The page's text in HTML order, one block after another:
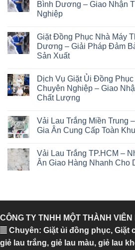
Bình Dương – Giao Nhận
Nghiệp
Giặt Đồng Phục Nhà Máy
Dương – Giải Pháp Đảm
Sản Xuất
Dịch Vụ Giặt Ủi Đồng
Chuyên Nghiệp – Giao
Chất Lượng
Vải Lau Trắng Miền Trung
Gia Ân Cung Cấp Toàn
Vải Lau Trắng TP.HCM –
Ân Giao Hàng Nhanh Cho
CÔNG TY TNHH MỘT THÀNH VIÊN
Chuyên: Giặt ủi đồng phục, Giặt
giẻ lau trắng, giẻ lau màu, giẻ lau